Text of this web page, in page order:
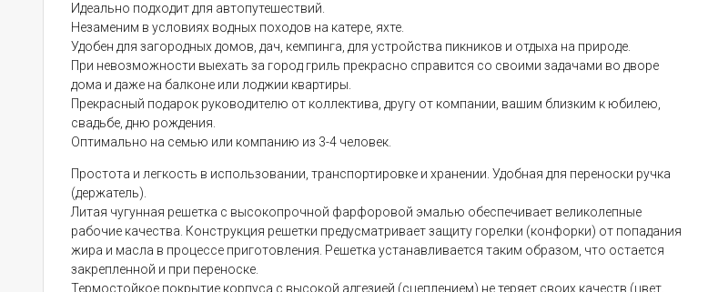
Идеально подходит для автопутешествий.
Незаменим в условиях водных походов на катере, яхте.
Удобен для загородных домов, дач, кемпинга, для устройства пикников и отдыха на природе.
При невозможности выехать за город гриль прекрасно справится со своими задачами во дворе
дома и даже на балконе или лоджии квартиры.
Прекрасный подарок руководителю от коллектива, другу от компании, вашим близким к юбилею,
свадьбе, дню рождения.
Оптимально на семью или компанию из 3-4 человек.
Простота и легкость в использовании, транспортировке и хранении. Удобная для переноски ручка
(держатель).
Литая чугунная решетка с высокопрочной фарфоровой эмалью обеспечивает великолепные
рабочие качества. Конструкция решетки предусматривает защиту горелки (конфорки) от попадания
жира и масла в процессе приготовления. Решетка устанавливается таким образом, что остается
закрепленной и при переноске.
Термостойкое покрытие корпуса с высокой адгезией (сцеплением) не теряет своих качеств (цвет,